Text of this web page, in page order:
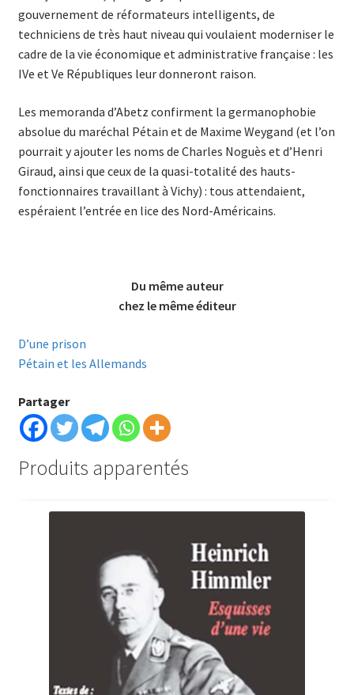
gouvernement de réformateurs intelligents, de
techniciens de très haut niveau qui voulaient moderniser le
cadre de la vie économique et administrative française : les
IVe et Ve Républiques leur donneront raison.
Les memoranda d’Abetz confirment la germanophobie
absolue du maréchal Pétain et de Maxime Weygand (et l’on
pourrait y ajouter les noms de Charles Noguès et d’Henri
Giraud, ainsi que ceux de la quasi-totalité des hauts-
fonctionnaires travaillant à Vichy) : tous attendaient,
espéraient l’entrée en lice des Nord-Américains.
Du même auteur
chez le même éditeur
D’une prison
Pétain et les Allemands
Partager
Produits apparentés